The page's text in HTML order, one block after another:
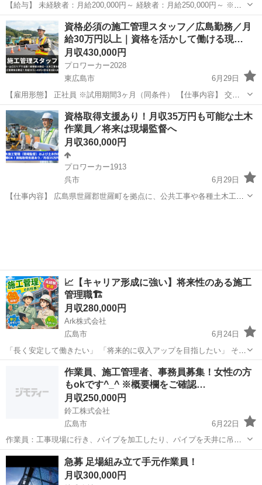
【給与】 未経験者：月給200,000円～ 経験者：月給250,000円～ ※経
験・能力を考慮して決定します ※試用期間あり（期間中の条件は面接
時に説明） 【募集職種】 現場管理スタッフ 【仕事内容】 ...
広島 福山市 その他 未経験
資格必須の施工管理スタッフ／広島勤務／月
給30万円以上｜資格を活かして働ける現…
月収430,000円
プロワーカー2028
東広島市
6月29日
【雇用形態】 正社員 ※試用期間3ヶ月（同条件） 【仕事内容】 交通
安全施設工事・土木工事・舗装工事などの施工管理業務を担当してい
ただきます。 広島県・山口県内の現場が中心です。 ＜主な業務内容＞
・建...
広島 東広島市 施工管理 業務
資格取得支援あり！月収35万円も可能な土木
作業員／将来は現場監督へ
月収360,000円
プロワーカー1913
呉市
6月29日
【仕事内容】 広島県世羅郡世羅町を拠点に、公共工事や各種土木工事
📈【キャリア形成に強い】将来性のある施工
管理職🏗️
月収280,000円
Ark株式会社
広島市
6月24日
「長く安定して働きたい」 「将来的に収入アップを目指したい」 そん
な方におすすめの施工管理スタッフ募集です✨ 未経験からでも経験を
積みながら、専門スキルとキャリアを築いていけます😊 ーーーーーー
施工管理 未経験
作業員、施工管理者、事務員募集！女性の方
もokです^_^ ※概要欄をご確認…
月収250,000円
鈴工株式会社
広島市
6月22日
作業員：工事現場に行き、パイプを加工したり、パイプを天井に吊っ
たりするお仕事です。実際にしていただくお仕事はそれぞれの方の力
量に合わせて、作業していただくので、筋力が少ない方や、女性の方
でも安心してお仕事できます^_^ 施...
広島 広島市 その他 事務員
急募 足場組み立て手元作業員！
月収300,000円